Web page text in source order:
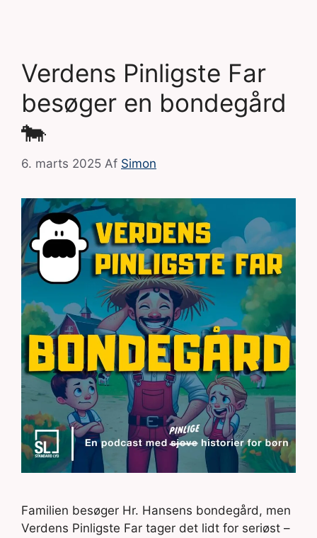
Verdens Pinligste Far
besøger en bondegård
🐄
6. marts 2025 Af Simon
Familien besøger Hr. Hansens bondegård, men
Verdens Pinligste Far tager det lidt for seriøst –